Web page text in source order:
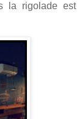
la rigolade est